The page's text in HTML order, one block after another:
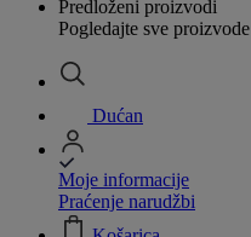
Predloženi proizvodi
Pogledajte sve proizvode
Dućan
Moje informacije
Praćenje narudžbi